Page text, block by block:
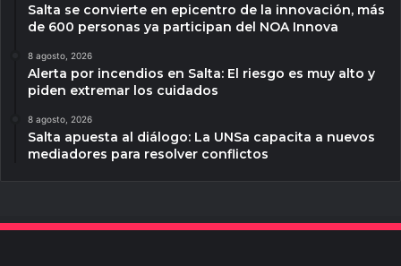
Salta se convierte en epicentro de la innovación, más
de 600 personas ya participan del NOA Innova
8 agosto, 2026
Alerta por incendios en Salta: El riesgo es muy alto y
piden extremar los cuidados
8 agosto, 2026
Salta apuesta al diálogo: La UNSa capacita a nuevos
mediadores para resolver conflictos